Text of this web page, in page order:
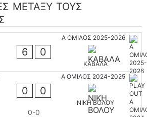
ΜΕΤΑΞΎ ΤΟΥΣ
Α ΟΜΙΛΟΣ 2025-2026
6 0
ΚΑΒΑΛΑ
Α ΟΜΙΛΟΣ 2024-2025
0 0
ΝΙΚΗ ΒΟΛΟΥ
0-0